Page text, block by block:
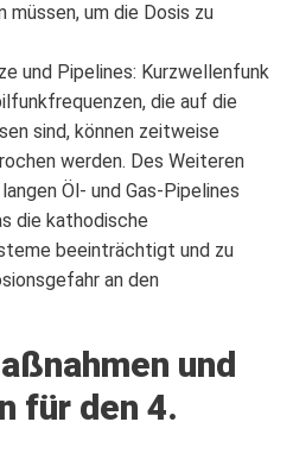
um die Dosis zu
und Pipelines: Kurzwellenfunk
die auf die
sind, können zeitweise
werden. Des Weiteren
Öl- und Gas-Pipelines
die kathodische
beeinträchtigt und zu
an den
und
für den 4.